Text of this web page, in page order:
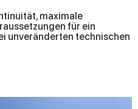
maximale
für ein
unveränderten technischen